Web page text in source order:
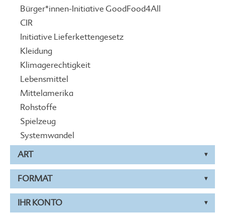
Bürger*innen-Initiative GoodFood4All
CIR
Initiative Lieferkettengesetz
Kleidung
Klimagerechtigkeit
Lebensmittel
Mittelamerika
Rohstoffe
Spielzeug
Systemwandel
ART
FORMAT
IHR KONTO